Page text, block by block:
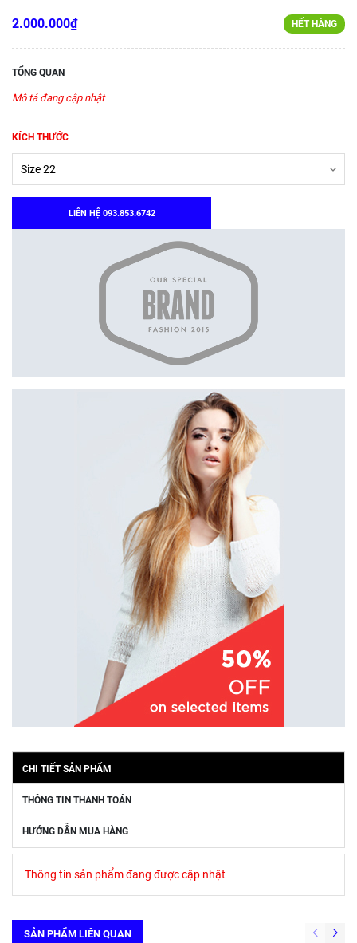
2.000.000₫ HẾT HÀNG
TỔNG QUAN
Mô tả đang cập nhật
KÍCH THƯỚC
LIÊN HỆ 093.853.6742
CHI TIẾT SẢN PHẨM
THÔNG TIN THANH TOÁN
HƯỚNG DẪN MUA HÀNG
Thông tin sản phẩm đang được cập nhật
SẢN PHẨM LIÊN QUAN